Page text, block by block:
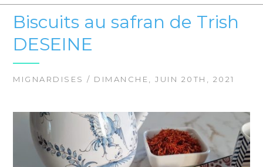
Biscuits au safran de Trish
DESEINE
MIGNARDISES / DIMANCHE, JUIN 20TH, 2021